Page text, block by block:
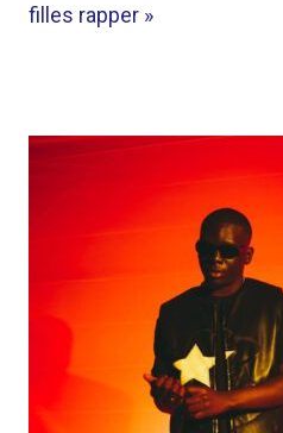
filles rapper »